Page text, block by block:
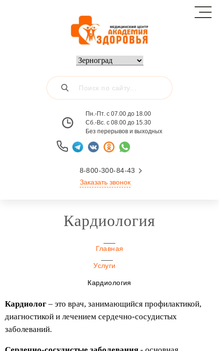
Пн.-Пт. с 07.00 до 18.00
Сб.-Вс. с 08.00 до 15.30
Без перерывов и выходных
8-800-300-84-43
Заказать звонок
Кардиология
Главная
Услуги
Кардиология
Кардиолог – это врач, занимающийся профилактикой,
диагностикой и лечением сердечно-сосудистых
заболеваний.